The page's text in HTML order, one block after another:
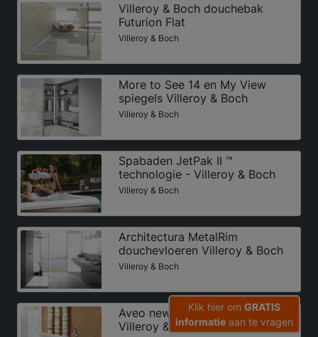
Villeroy & Boch douchebak
Futurion Flat
Villeroy & Boch
More to See 14 en My View
spiegels Villeroy & Boch
Villeroy & Boch
Spabaden JetPak II ™
technologie - Villeroy & Boch
Villeroy & Boch
Architectura MetalRim
douchevloeren Villeroy & Boch
Villeroy & Boch
Aveo new generation baden
Villeroy & Boch
Klik hier om GRATIS
informatie aan te vragen